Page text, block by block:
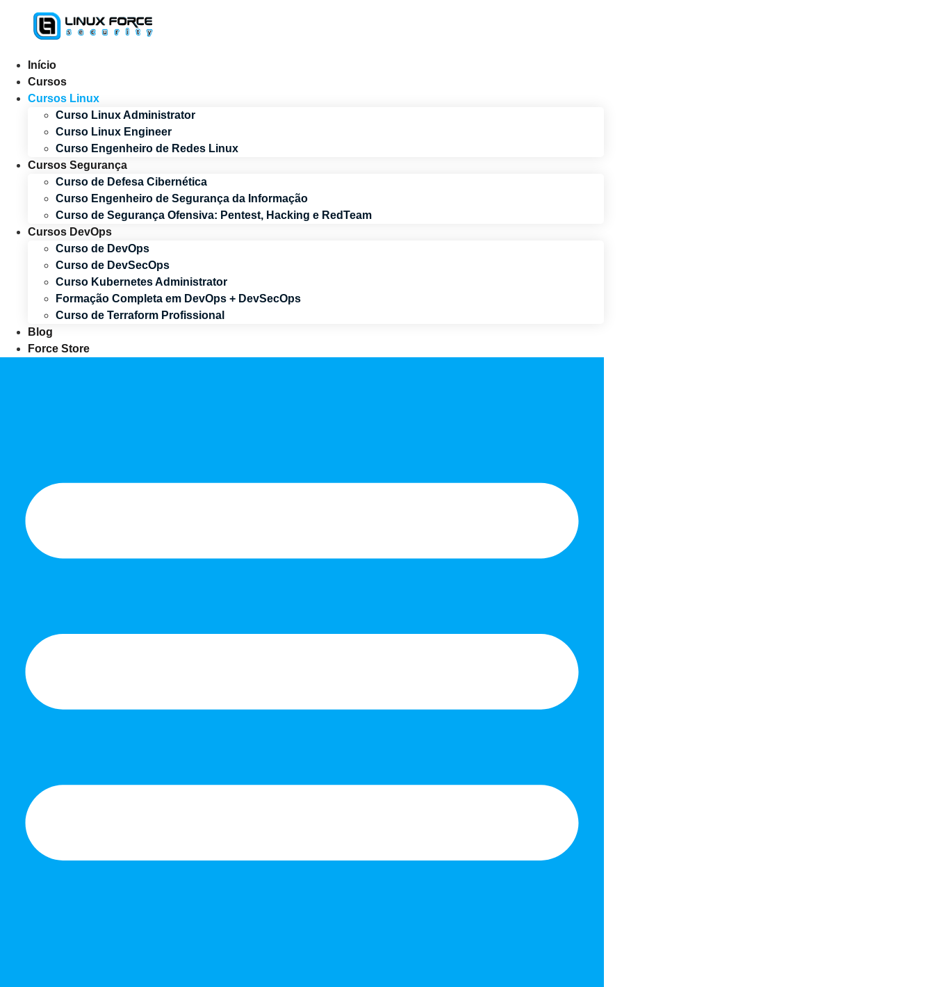
conteúdo
Início
Cursos
Cursos Linux
Curso Linux Administrator
Curso Linux Engineer
Curso Engenheiro de Redes Linux
Cursos Segurança
Curso de Defesa Cibernética
Curso Engenheiro de Segurança da Informação
Curso de Segurança Ofensiva: Pentest, Hacking e RedTeam
Cursos DevOps
Curso de DevOps
Curso de DevSecOps
Curso Kubernetes Administrator
Formação Completa em DevOps + DevSecOps
Curso de Terraform Profissional
Blog
Force Store